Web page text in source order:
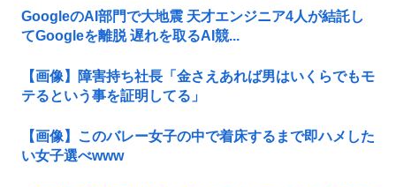
GoogleのAI部門で大地震 天才エンジニア4人が結託し
てGoogleを離脱 遅れを取るAI競...
【画像】障害持ち社長「金さえあれば男はいくらでもモ
テるという事を証明してる」
【画像】このバレー女子の中で着床するまで即ハメした
い女子選べwww